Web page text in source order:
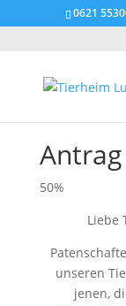
0621
50%
Liebe
unseren
jenen,